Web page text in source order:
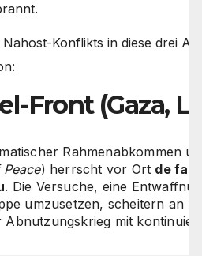
Konflikts in diese drei
Front (Gaza,
Rahmenabkommen
) herrscht vor Ort de
. Die Versuche, eine
umzusetzen, scheitern an
Abnutzungskrieg mit